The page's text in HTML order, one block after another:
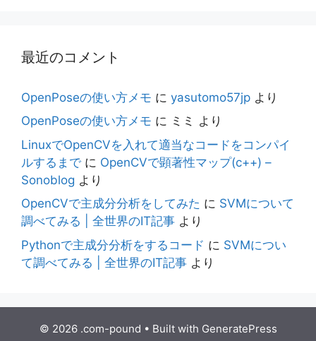
最近のコメント
OpenPoseの使い方メモ に yasutomo57jp より
OpenPoseの使い方メモ に ミミ より
LinuxでOpenCVを入れて適当なコードをコンパイ
ルするまで に OpenCVで顕著性マップ(c++) –
Sonoblog より
OpenCVで主成分分析をしてみた に SVMについて
調べてみる | 全世界のIT記事 より
Pythonで主成分分析をするコード に SVMについ
て調べてみる | 全世界のIT記事 より
© 2026 .com-pound • Built with GeneratePress